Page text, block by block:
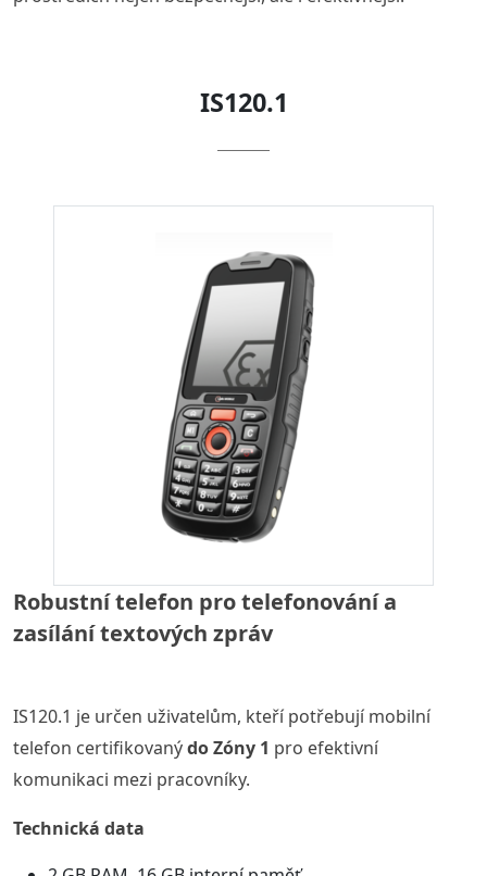
IS120.1
Robustní telefon pro telefonování a
zasílání textových zpráv
IS120.1 je určen uživatelům, kteří potřebují mobilní
telefon certifikovanýdo Zóny 1 pro efektivní
komunikaci mezi pracovníky.
Technická data